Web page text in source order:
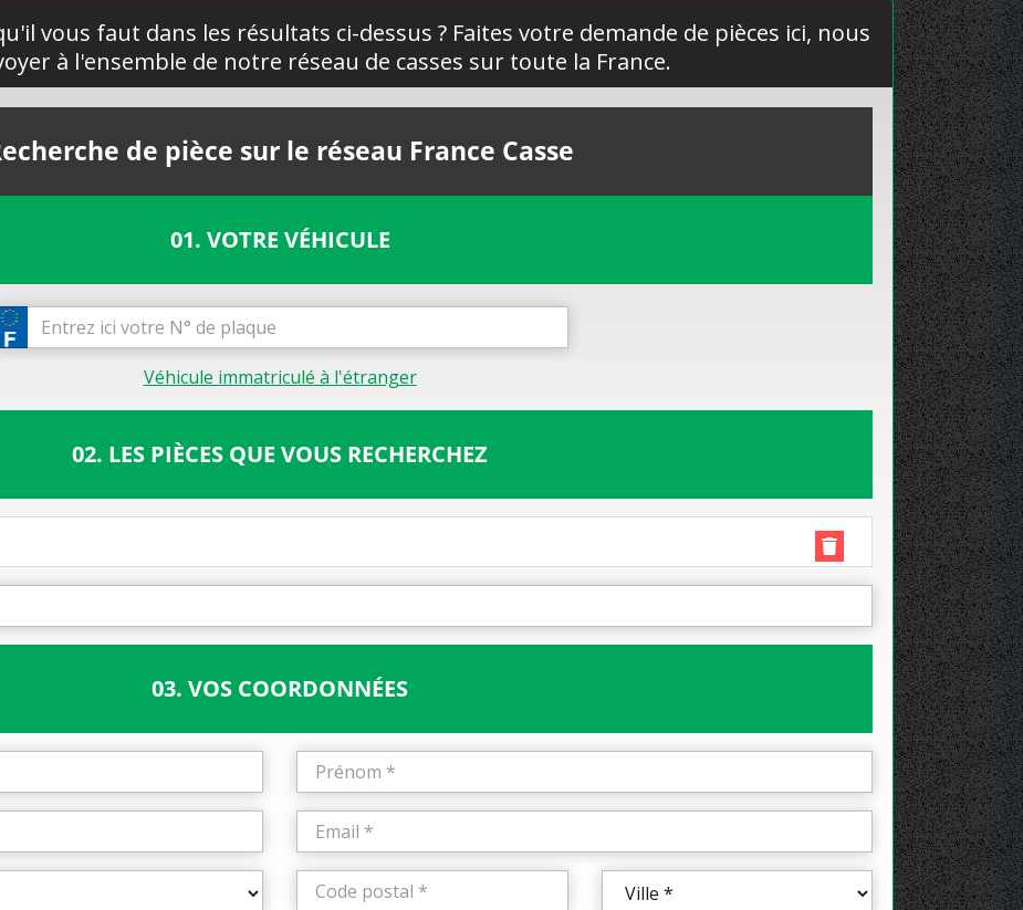
vous faut dans les résultats ci-dessus ? Faites votre demande de pièces ici, nous
à l'ensemble de notre réseau de casses sur toute la France.
de pièce sur le réseau France Casse
01. VOTRE VÉHICULE
Véhicule immatriculé à l'étranger
02. LES PIÈCES QUE VOUS RECHERCHEZ
03. VOS COORDONNÉES